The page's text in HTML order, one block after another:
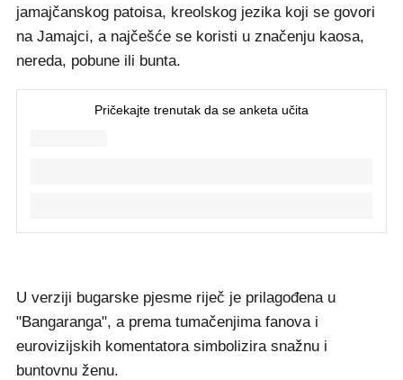
jamajčanskog patoisa, kreolskog jezika koji se govori
na Jamajci, a najčešće se koristi u značenju kaosa,
nereda, pobune ili bunta.
U verziji bugarske pjesme riječ je prilagođena u
"Bangaranga", a prema tumačenjima fanova i
eurovizijskih komentatora simbolizira snažnu i
buntovnu ženu.